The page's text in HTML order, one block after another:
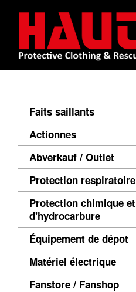
Faits saillants
Actionnes
Abverkauf / Outlet
Protection respiratoire
Protection chimique et
d'hydrocarbure
Équipement de dépot
Matériel électrique
Fanstore / Fanshop